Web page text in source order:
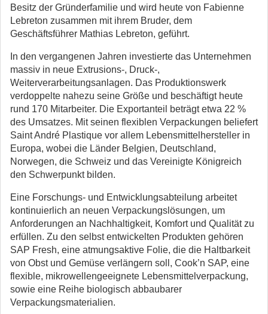
Besitz der Gründerfamilie und wird heute von Fabienne
Lebreton zusammen mit ihrem Bruder, dem
Geschäftsführer Mathias Lebreton, geführt.
In den vergangenen Jahren investierte das Unternehmen
massiv in neue Extrusions-, Druck-,
Weiterverarbeitungsanlagen. Das Produktionswerk
verdoppelte nahezu seine Größe und beschäftigt heute
rund 170 Mitarbeiter. Die Exportanteil beträgt etwa 22 %
des Umsatzes. Mit seinen flexiblen Verpackungen beliefert
Saint André Plastique vor allem Lebensmittelhersteller in
Europa, wobei die Länder Belgien, Deutschland,
Norwegen, die Schweiz und das Vereinigte Königreich
den Schwerpunkt bilden.
Eine Forschungs- und Entwicklungsabteilung arbeitet
kontinuierlich an neuen Verpackungslösungen, um
Anforderungen an Nachhaltigkeit, Komfort und Qualität zu
erfüllen. Zu den selbst entwickelten Produkten gehören
SAP Fresh, eine atmungsaktive Folie, die die Haltbarkeit
von Obst und Gemüse verlängern soll, Cook’n SAP, eine
flexible, mikrowellengeeignete Lebensmittelverpackung,
sowie eine Reihe biologisch abbaubarer
Verpackungsmaterialien.